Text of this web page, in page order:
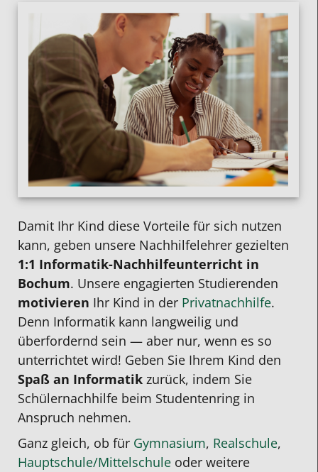
Damit Ihr Kind diese Vorteile für sich nutzen
kann, geben unsere Nachhilfelehrer gezielten
1:1 Informatik-Nachhilfeunterricht in
Bochum. Unsere engagierten Studierenden
motivieren Ihr Kind in der Privatnachhilfe.
Denn Informatik kann langweilig und
überfordernd sein — aber nur, wenn es so
unterrichtet wird! Geben Sie Ihrem Kind den
Spaß an Informatik zurück, indem Sie
Schülernachhilfe beim Studentenring in
Anspruch nehmen.
Ganz gleich, ob für Gymnasium, Realschule,
Hauptschule/Mittelschule oder weitere